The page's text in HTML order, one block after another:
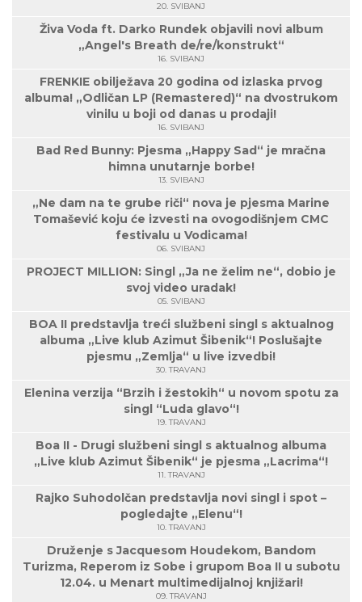
20. SVIBANJ
Živa Voda ft. Darko Rundek objavili novi album
„Angel's Breath de/re/konstrukt“
16. SVIBANJ
FRENKIE obilježava 20 godina od izlaska prvog
albuma! „Odličan LP (Remastered)“ na dvostrukom
vinilu u boji od danas u prodaji!
16. SVIBANJ
Bad Red Bunny: Pjesma „Happy Sad“ je mračna
himna unutarnje borbe!
13. SVIBANJ
„Ne dam na te grube riči“ nova je pjesma Marine
Tomašević koju će izvesti na ovogodišnjem CMC
festivalu u Vodicama!
06. SVIBANJ
PROJECT MILLION: Singl „Ja ne želim ne“, dobio je
svoj video uradak!
05. SVIBANJ
BOA II predstavlja treći službeni singl s aktualnog
albuma „Live klub Azimut Šibenik“! Poslušajte
pjesmu „Zemlja“ u live izvedbi!
30. TRAVANJ
Elenina verzija “Brzih i žestokih“ u novom spotu za
singl “Luda glavo“!
19. TRAVANJ
Boa II - Drugi službeni singl s aktualnog albuma
„Live klub Azimut Šibenik“ je pjesma „Lacrima“!
11. TRAVANJ
Rajko Suhodolčan predstavlja novi singl i spot –
pogledajte „Elenu“!
10. TRAVANJ
Druženje s Jacquesom Houdekom, Bandom
Turizma, Reperom iz Sobe i grupom Boa II u subotu
12.04. u Menart multimedijalnoj knjižari!
09. TRAVANJ